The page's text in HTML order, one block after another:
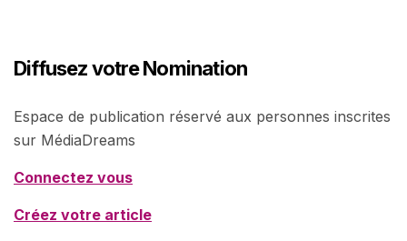
Diffusez votre Nomination
Espace de publication réservé aux personnes inscrites
sur MédiaDreams
Connectez vous
Créez votre article